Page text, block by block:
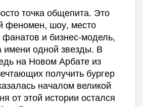
точка общепита. Это
феномен, шоу, место
и бизнес-модель,
имени одной звезды. В
на Новом Арбате из
получить бургер
началом великой
от этой истории остался